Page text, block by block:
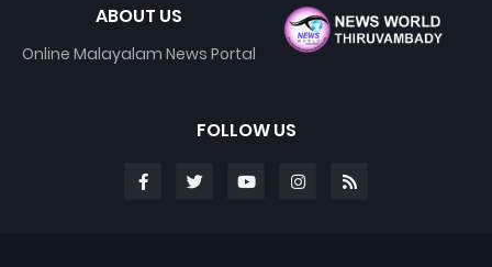
ABOUT US
Online Malayalam News Portal
FOLLOW US